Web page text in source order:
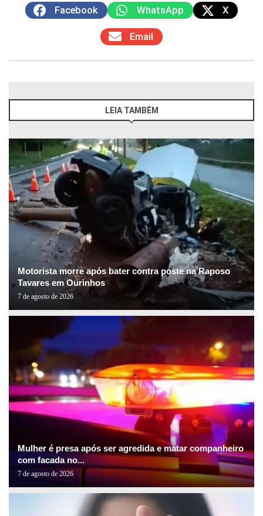
Facebook WhatsApp X
Email
LEIA TAMBÉM
Motorista morre após bater contra poste na Raposo
Tavares em Ourinhos
7 de agosto de 2026
Mulher é presa após ser agredida e matar companheiro
com facada no...
7 de agosto de 2026